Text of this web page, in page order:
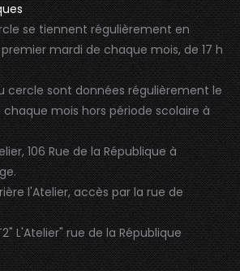
se tiennent régulièrement en
mardi de chaque mois, de 17 h
cercle sont données régulièrement le
mois hors période scolaire à
106 Rue de la République à
l'Atelier, accès par la rue de
L'Atelier" rue de la République